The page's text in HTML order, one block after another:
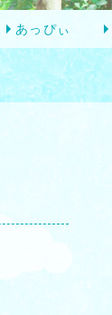
あっぴぃ